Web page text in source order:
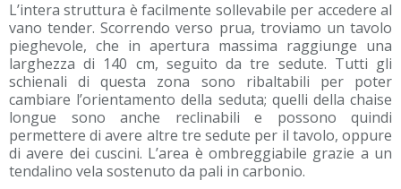
L’intera struttura è facilmente sollevabile per accedere al
vano tender. Scorrendo verso prua, troviamo un tavolo
pieghevole, che in apertura massima raggiunge una
larghezza di 140 cm, seguito da tre sedute. Tutti gli
schienali di questa zona sono ribaltabili per poter
cambiare l’orientamento della seduta; quelli della chaise
longue sono anche reclinabili e possono quindi
permettere di avere altre tre sedute per il tavolo, oppure
di avere dei cuscini. L’area è ombreggiabile grazie a un
tendalino vela sostenuto da pali in carbonio.